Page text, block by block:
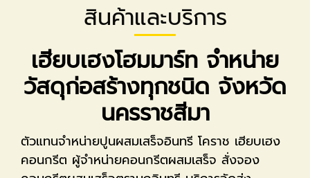
สินค้าและบริการ
เฮียบเฮงโฮมมาร์ท จำหน่าย
วัสดุก่อสร้างทุกชนิด จังหวัด
นครราชสีมา
ตัวแทนจำหน่ายปูนผสมเสร็จอินทรี โคราช เฮียบเฮง
คอนกรีต ผู้จำหน่ายคอนกรีตผสมเสร็จ สั่งจอง